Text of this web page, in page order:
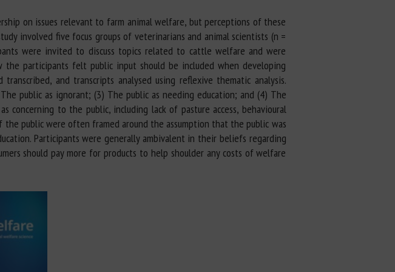
on issues relevant to farm animal welfare, but perceptions of these
involved five focus groups of veterinarians and animal scientists (n =
were invited to discuss topics related to cattle welfare and were
participants felt public input should be included when developing
and transcripts analysed using reflexive thematic analysis.
public as ignorant; (3) The public as needing education; and (4) The
concerning to the public, including lack of pasture access, behavioural
the public were often framed around the assumption that the public was
Participants were generally ambivalent in their beliefs regarding
should pay more for products to help shoulder any costs of welfare